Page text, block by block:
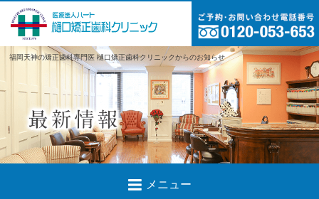
福岡天神の矯正歯科専門医 樋口矯正歯科クリニックからのお知らせ
メニュー